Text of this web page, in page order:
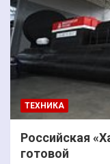
ТЕХНИКА
Российская
готовой